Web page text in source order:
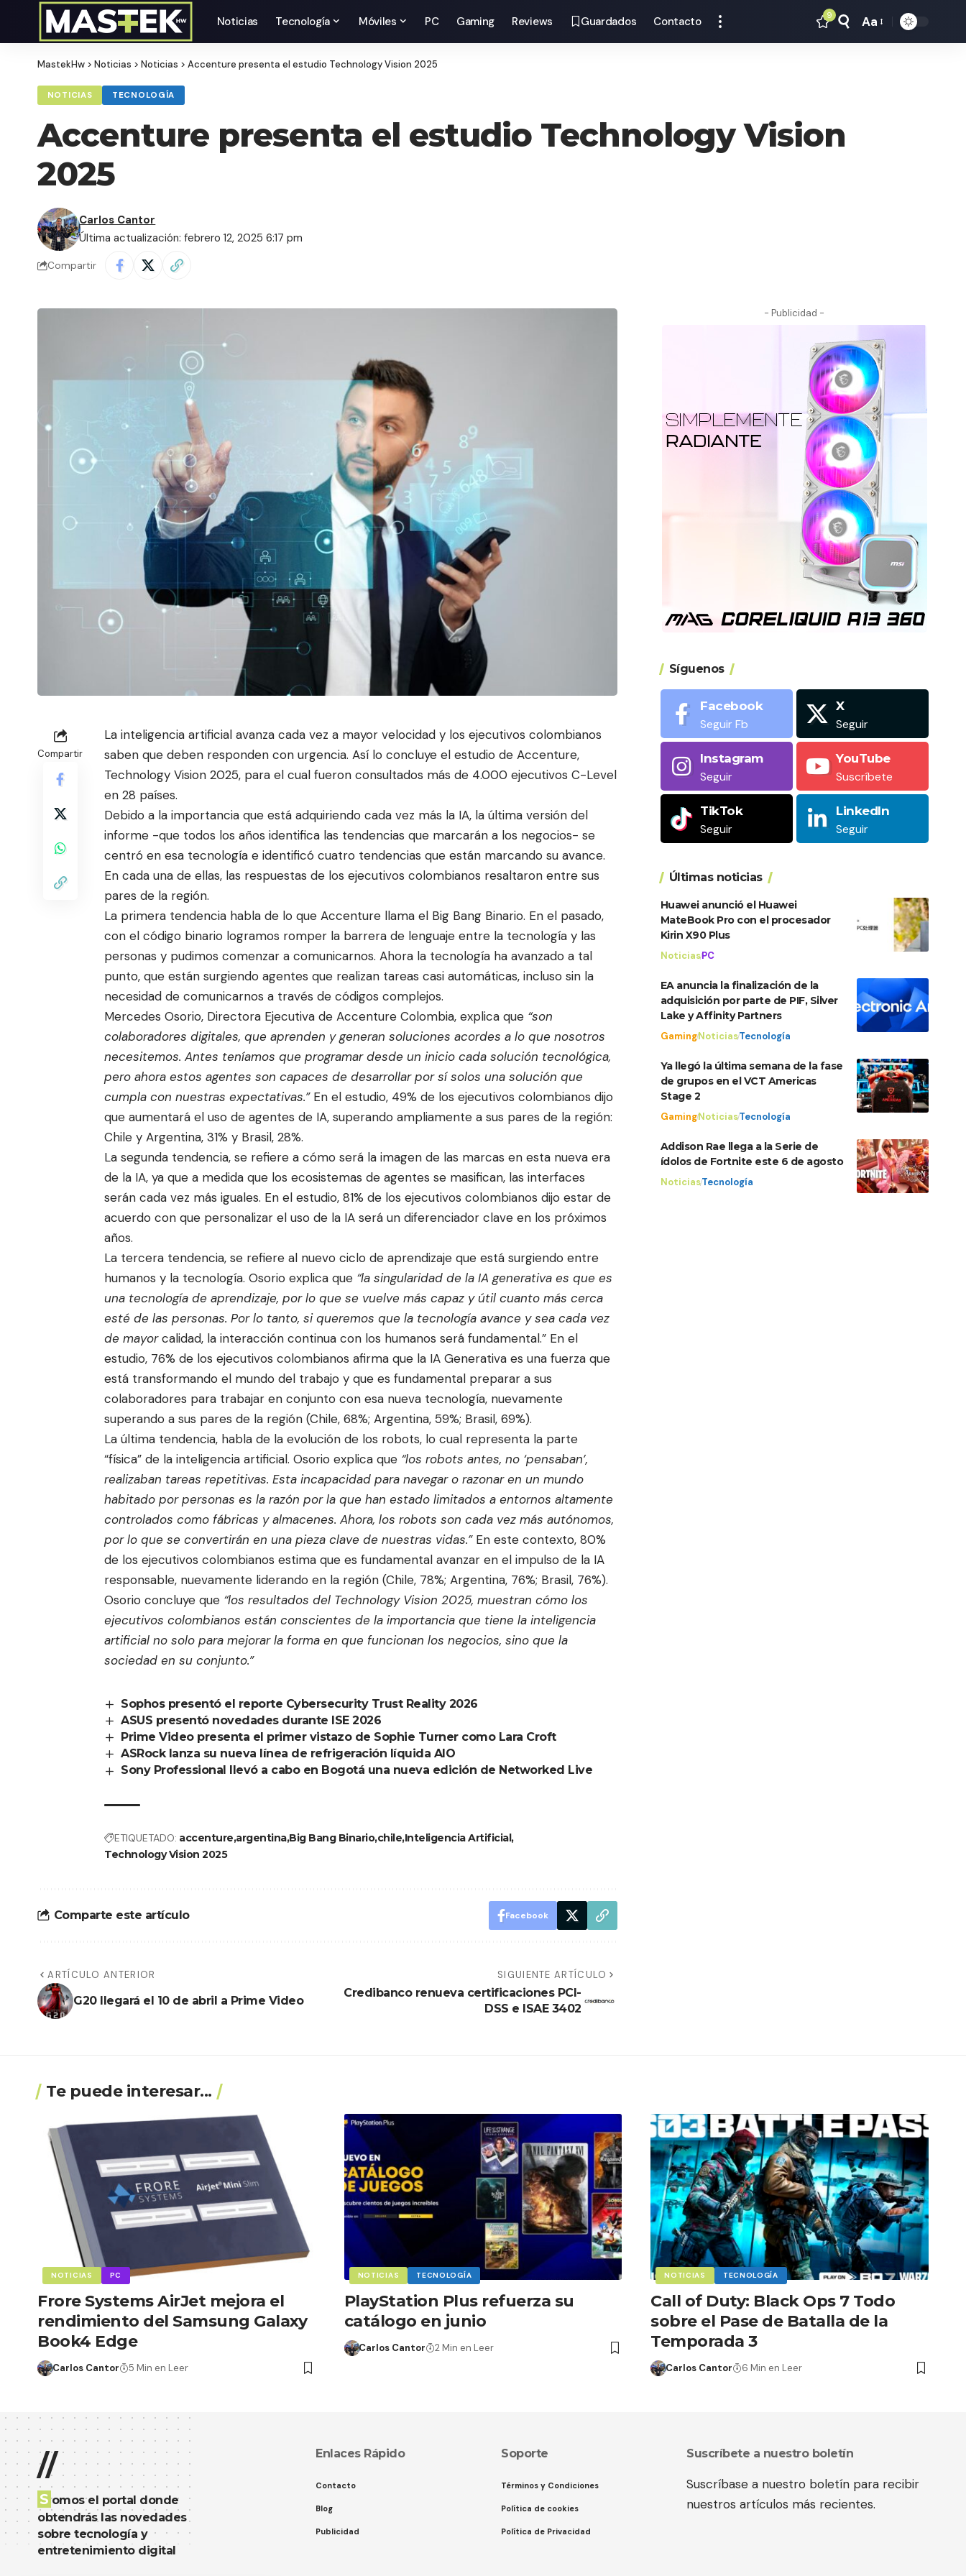
Noticias Tecnología Móviles PC Gaming Reviews Guardados Contacto 9
Tamaño
Aa
MastekHw > Noticias > Noticias > Accenture presenta el estudio Technology Vision 2025
NOTICIAS TECNOLOGÍA
Accenture presenta el estudio Technology Vision
2025
Última actualización: febrero 12, 2025 6:17 pm
Carlos Cantor
Compartir
Compartir
La inteligencia artificial avanza cada vez a mayor velocidad y los ejecutivos colombianos
saben que deben responden con urgencia. Así lo concluye el estudio de Accenture,
Technology Vision 2025, para el cual fueron consultados más de 4.000 ejecutivos C-Level
en 28 países.
Debido a la importancia que está adquiriendo cada vez más la IA, la última versión del
informe -que todos los años identifica las tendencias que marcarán a los negocios- se
centró en esa tecnología e identificó cuatro tendencias que están marcando su avance.
En cada una de ellas, las respuestas de los ejecutivos colombianos resaltaron entre sus
pares de la región.
La primera tendencia habla de lo que Accenture llama el Big Bang Binario. En el pasado,
con el código binario logramos romper la barrera de lenguaje entre la tecnología y las
personas y pudimos comenzar a comunicarnos. Ahora la tecnología ha avanzado a tal
punto, que están surgiendo agentes que realizan tareas casi automáticas, incluso sin la
necesidad de comunicarnos a través de códigos complejos.
Mercedes Osorio, Directora Ejecutiva de Accenture Colombia, explica que “son
colaboradores digitales, que aprenden y generan soluciones acordes a lo que nosotros
necesitemos. Antes teníamos que programar desde un inicio cada solución tecnológica,
pero ahora estos agentes son capaces de desarrollar por sí solos una solución que
cumpla con nuestras expectativas.” En el estudio, 49% de los ejecutivos colombianos dijo
que aumentará el uso de agentes de IA, superando ampliamente a sus pares de la región:
Chile y Argentina, 31% y Brasil, 28%.
La segunda tendencia, se refiere a cómo será la imagen de las marcas en esta nueva era
de la IA, ya que a medida que los ecosistemas de agentes se masifican, las interfaces
serán cada vez más iguales. En el estudio, 81% de los ejecutivos colombianos dijo estar de
acuerdo con que personalizar el uso de la IA será un diferenciador clave en los próximos
años.
La tercera tendencia, se refiere al nuevo ciclo de aprendizaje que está surgiendo entre
humanos y la tecnología. Osorio explica que “la singularidad de la IA generativa es que es
una tecnología de aprendizaje, por lo que se vuelve más capaz y útil cuanto más cerca
esté de las personas. Por lo tanto, si queremos que la tecnología avance y sea cada vez
de mayorcalidad, la interacción continua con los humanos será fundamental.” En el
estudio, 76% de los ejecutivos colombianos afirma que la IA Generativa es una fuerza que
está transformando el mundo del trabajo y que es fundamental preparar a sus
colaboradores para trabajar en conjunto con esa nueva tecnología, nuevamente
superando a sus pares de la región (Chile, 68%; Argentina, 59%; Brasil, 69%).
La última tendencia, habla de la evolución de los robots, lo cual representa la parte
“física” de la inteligencia artificial. Osorio explica que “los robots antes, no ‘pensaban’,
realizaban tareas repetitivas. Esta incapacidad para navegar o razonar en un mundo
habitado por personas es la razón por la que han estado limitados a entornos altamente
controlados como fábricas y almacenes. Ahora, los robots son cada vez más autónomos,
por lo que se convertirán en una pieza clave de nuestras vidas.”En este contexto, 80%
de los ejecutivos colombianos estima que es fundamental avanzar en el impulso de la IA
responsable, nuevamente liderando en la región (Chile, 78%; Argentina, 76%; Brasil, 76%).
Osorio concluye que “los resultados del Technology Vision 2025, muestran cómo los
ejecutivos colombianos están conscientes de la importancia que tiene la inteligencia
artificial no solo para mejorar la forma en que funcionan los negocios, sino que la
sociedad en su conjunto.”
Sophos presentó el reporte Cybersecurity Trust Reality 2026
ASUS presentó novedades durante ISE 2026
Prime Video presenta el primer vistazo de Sophie Turner como Lara Croft
ASRock lanza su nueva línea de refrigeración líquida AIO
Sony Professional llevó a cabo en Bogotá una nueva edición de Networked Live
ETIQUETADO: accenture argentinaBig Bang BinariochileInteligencia Artificial
Technology Vision 2025
Comparte este artículo Facebook
ARTÍCULO ANTERIOR
G20 llegará el 10 de abril a Prime Video
SIGUIENTE ARTÍCULO
Credibanco renueva certificaciones PCI-
DSS e ISAE 3402
- Publicidad -
Síguenos
Facebook
Seguir Fb
X
Seguir
Instagram
Seguir
YouTube
Suscríbete
TikTok
Seguir
LinkedIn
Seguir
Últimas noticias
Huawei anunció el Huawei
MateBook Pro con el procesador
Kirin X90 Plus
NoticiasPC
EA anuncia la finalización de la
adquisición por parte de PIF, Silver
Lake y Affinity Partners
GamingNoticiasTecnología
Ya llegó la última semana de la fase
de grupos en el VCT Americas
Stage 2
GamingNoticiasTecnología
Addison Rae llega a la Serie de
ídolos de Fortnite este 6 de agosto
NoticiasTecnología
Te puede interesar...
NOTICIAS PC
Frore Systems AirJet mejora el
rendimiento del Samsung Galaxy
Book4 Edge
Carlos Cantor 5 Min en Leer
NOTICIAS TECNOLOGÍA
PlayStation Plus refuerza su
catálogo en junio
Carlos Cantor 2 Min en Leer
NOTICIAS TECNOLOGÍA
Call of Duty: Black Ops 7 Todo
sobre el Pase de Batalla de la
Temporada 3
Carlos Cantor 6 Min en Leer
//
S omos el portal donde
obtendrás las novedades
sobre tecnología y
entretenimiento digital
Enlaces Rápido
Contacto
Blog
Publicidad
Soporte
Términos y Condiciones
Política de cookies
Política de Privacidad
Suscríbete a nuestro boletín
Suscríbase a nuestro boletín para recibir
nuestros artículos más recientes.